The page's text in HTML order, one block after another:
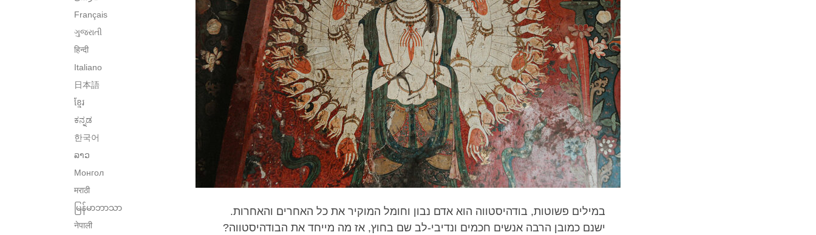
Français
ગુજરાતી
हिन्दी
Italiano
日本語
ខ្មែរ
ಕನ್ನಡ
한국어
ລາວ
Монгол
मराठी
မြန်မာဘာသာ
नेपाली
במילים פשוטות, בודהיסטווה הוא אדם נבון וחומל המוקיר את כל האחרים והאחרות.
ישנם כמובן הרבה אנשים חכמים ונדיבי-לב שם בחוץ, אז מה מייחד את הבודהיסטווה?